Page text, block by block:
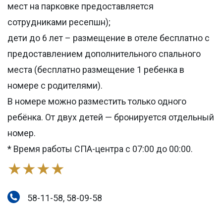
мест на парковке предоставляется
сотрудниками ресепшн);
дети до 6 лет – размещение в отеле бесплатно с
предоставлением дополнительного спального
места (бесплатно размещение 1 ребенка в
номере с родителями).
В номере можно разместить только одного
ребёнка. От двух детей — бронируется отдельный
номер.
* Время работы СПА-центра с 07:00 до 00:00.
★★★★
58-11-58, 58-09-58